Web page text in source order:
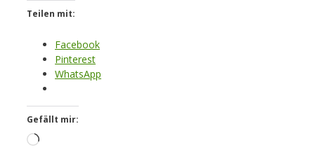
Teilen mit:
Facebook
Pinterest
WhatsApp
Gefällt mir:
Loading…